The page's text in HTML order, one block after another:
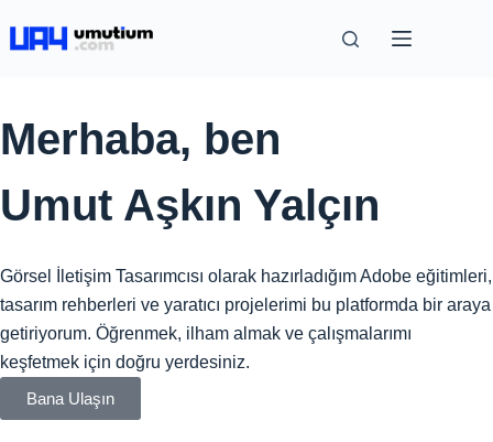
Merhaba, ben
Umut Aşkın Yalçın
Görsel İletişim Tasarımcısı olarak hazırladığım Adobe eğitimleri,
tasarım rehberleri ve yaratıcı projelerimi bu platformda bir araya
getiriyorum. Öğrenmek, ilham almak ve çalışmalarımı
keşfetmek için doğru yerdesiniz.
Bana Ulaşın